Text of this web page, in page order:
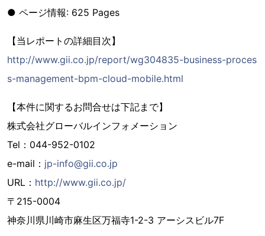
● ページ情報: 625 Pages
【当レポートの詳細目次】
http://www.gii.co.jp/report/wg304835-business-proces
s-management-bpm-cloud-mobile.html
【本件に関するお問合せは下記まで】
株式会社グローバルインフォメーション
Tel：044-952-0102
e-mail： jp-info@gii.co.jp
URL： http://www.gii.co.jp/
〒215-0004
神奈川県川崎市麻生区万福寺1-2-3 アーシスビル7F